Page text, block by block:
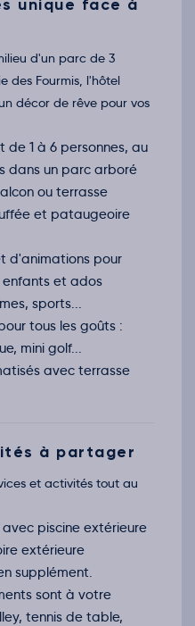
Retour le Mer. 14 oct. 26
Retour le Jeu. 15 oct. 26
Retour le Ven. 16 oct. 26
Retour le Sam. 17 oct. 26
Retour le Dim. 18 oct. 26
Retour le Mar. 20 oct. 26
Retour le Mer. 21 oct. 26
Retour le Jeu. 22 oct. 26
Retour le Sam. 24 oct. 26
Retour le Lun. 26 oct. 26
Retour le Mar. 27 oct. 26
unique face à
d'un parc de 3
des Fourmis, l'hôtel
décor de rêve pour vos
1 à 6 personnes, au
dans un parc arboré
ou terrasse
et pataugeoire
d'animations pour
et ados
sports...
tous les goûts :
mini golf...
avec terrasse
à partager
et activités tout au
piscine extérieure
extérieure
supplément.
sont à votre
tennis de table,